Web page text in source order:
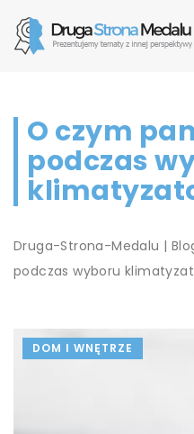
O czym
podczas
Druga-Strona-Medalu |
podczas wyboru
DOM I WNĘTRZE